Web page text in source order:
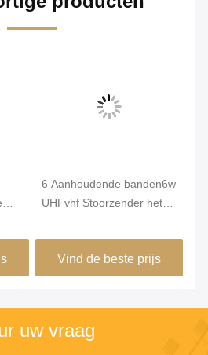
6 Aanhoudende banden6w
UHFvhf Stoorzender het
Signaal Zes Outputhavens
Vind de beste prijs
uw vraag